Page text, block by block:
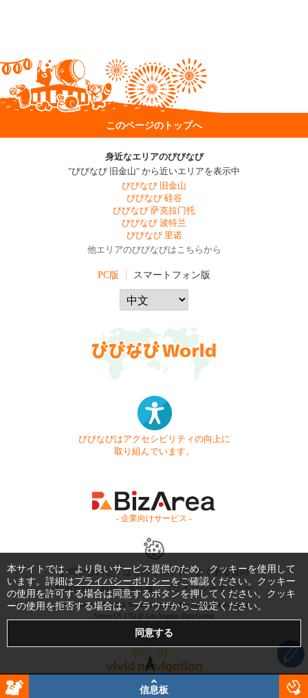
このページのトップへ
身近なエリアのびびなび
"びびなび 旧金山" から近いエリアを表示中
びびなび 旧金山
びびなび 硅谷
びびなび 萨克拉门托
びびなび 波特兰
びびなび 里诺
他エリアのびびなびはこちらから
PC版 スマートフォン版
びびなびはアクセシビリティの向上に
取り組んでいます。
- 企業向けサービス -
お問い合わせ はじめてガイド
よくある質問
利用規約
商標・著作権 プライバシーポリシー
Copyright © 1999-2026 Vivid Navigation, Inc. All Rights Reserved.
Server US (75) @ Los Angeles Data Center
信息板
本サイトでは、より良いサービス提供のため、クッキーを使用して
います。詳細はプライバシーポリシーをご確認ください。クッキー
の使用を許可する場合は同意するボタンを押してください。クッキ
ーの使用を拒否する場合は、ブラウザからご設定ください。